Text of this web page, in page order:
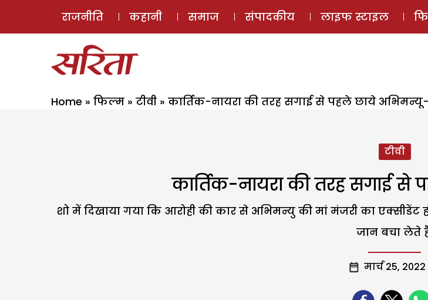
राजनीति कहानी समाज संपादकीय लाइफ स्टाइल
Home » फिल्म » टीवी » कार्तिक-नायरा की तरह सगाई से पहले छाये अभिमन्यू-
टीवी
कार्तिक-नायरा की तरह सगाई से
शो में दिखाया गया कि आरोही की कार से अभिमन्यु की मां मंजरी का
जान बचा लेते
मार्च 25, 2022